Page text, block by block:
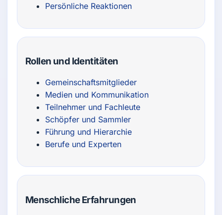
Persönliche Reaktionen
Rollen und Identitäten
Gemeinschaftsmitglieder
Medien und Kommunikation
Teilnehmer und Fachleute
Schöpfer und Sammler
Führung und Hierarchie
Berufe und Experten
Menschliche Erfahrungen